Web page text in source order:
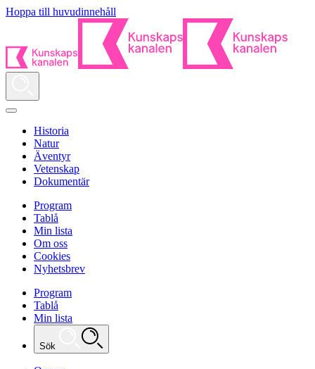
Hoppa till huvudinnehåll
Historia
Natur
Äventyr
Vetenskap
Dokumentär
Program
Tablå
Min lista
Om oss
Cookies
Nyhetsbrev
Program
Tablå
Min lista
Sök